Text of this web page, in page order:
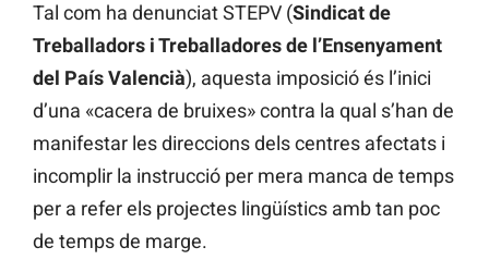
Tal com ha denunciat STEPV (Sindicat de
Treballadors i Treballadores de l’Ensenyament
del País Valencià), aquesta imposició és l’inici
d’una «cacera de bruixes» contra la qual s’han de
manifestar les direccions dels centres afectats i
incomplir la instrucció per mera manca de temps
per a refer els projectes lingüístics amb tan poc
de temps de marge.